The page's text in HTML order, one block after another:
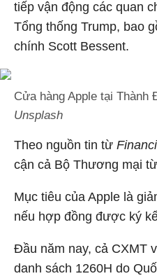
tiếp vận động các quan
Tổng thống Trump, bao
chính Scott Bessent.
Cửa hàng Apple tại Thành
Unsplash
Theo nguồn tin từ
cận cả Bộ Thương mại
Mục tiêu của Apple là
nếu hợp đồng được ký
Đầu năm nay, cả CXMT
danh sách 1260H do